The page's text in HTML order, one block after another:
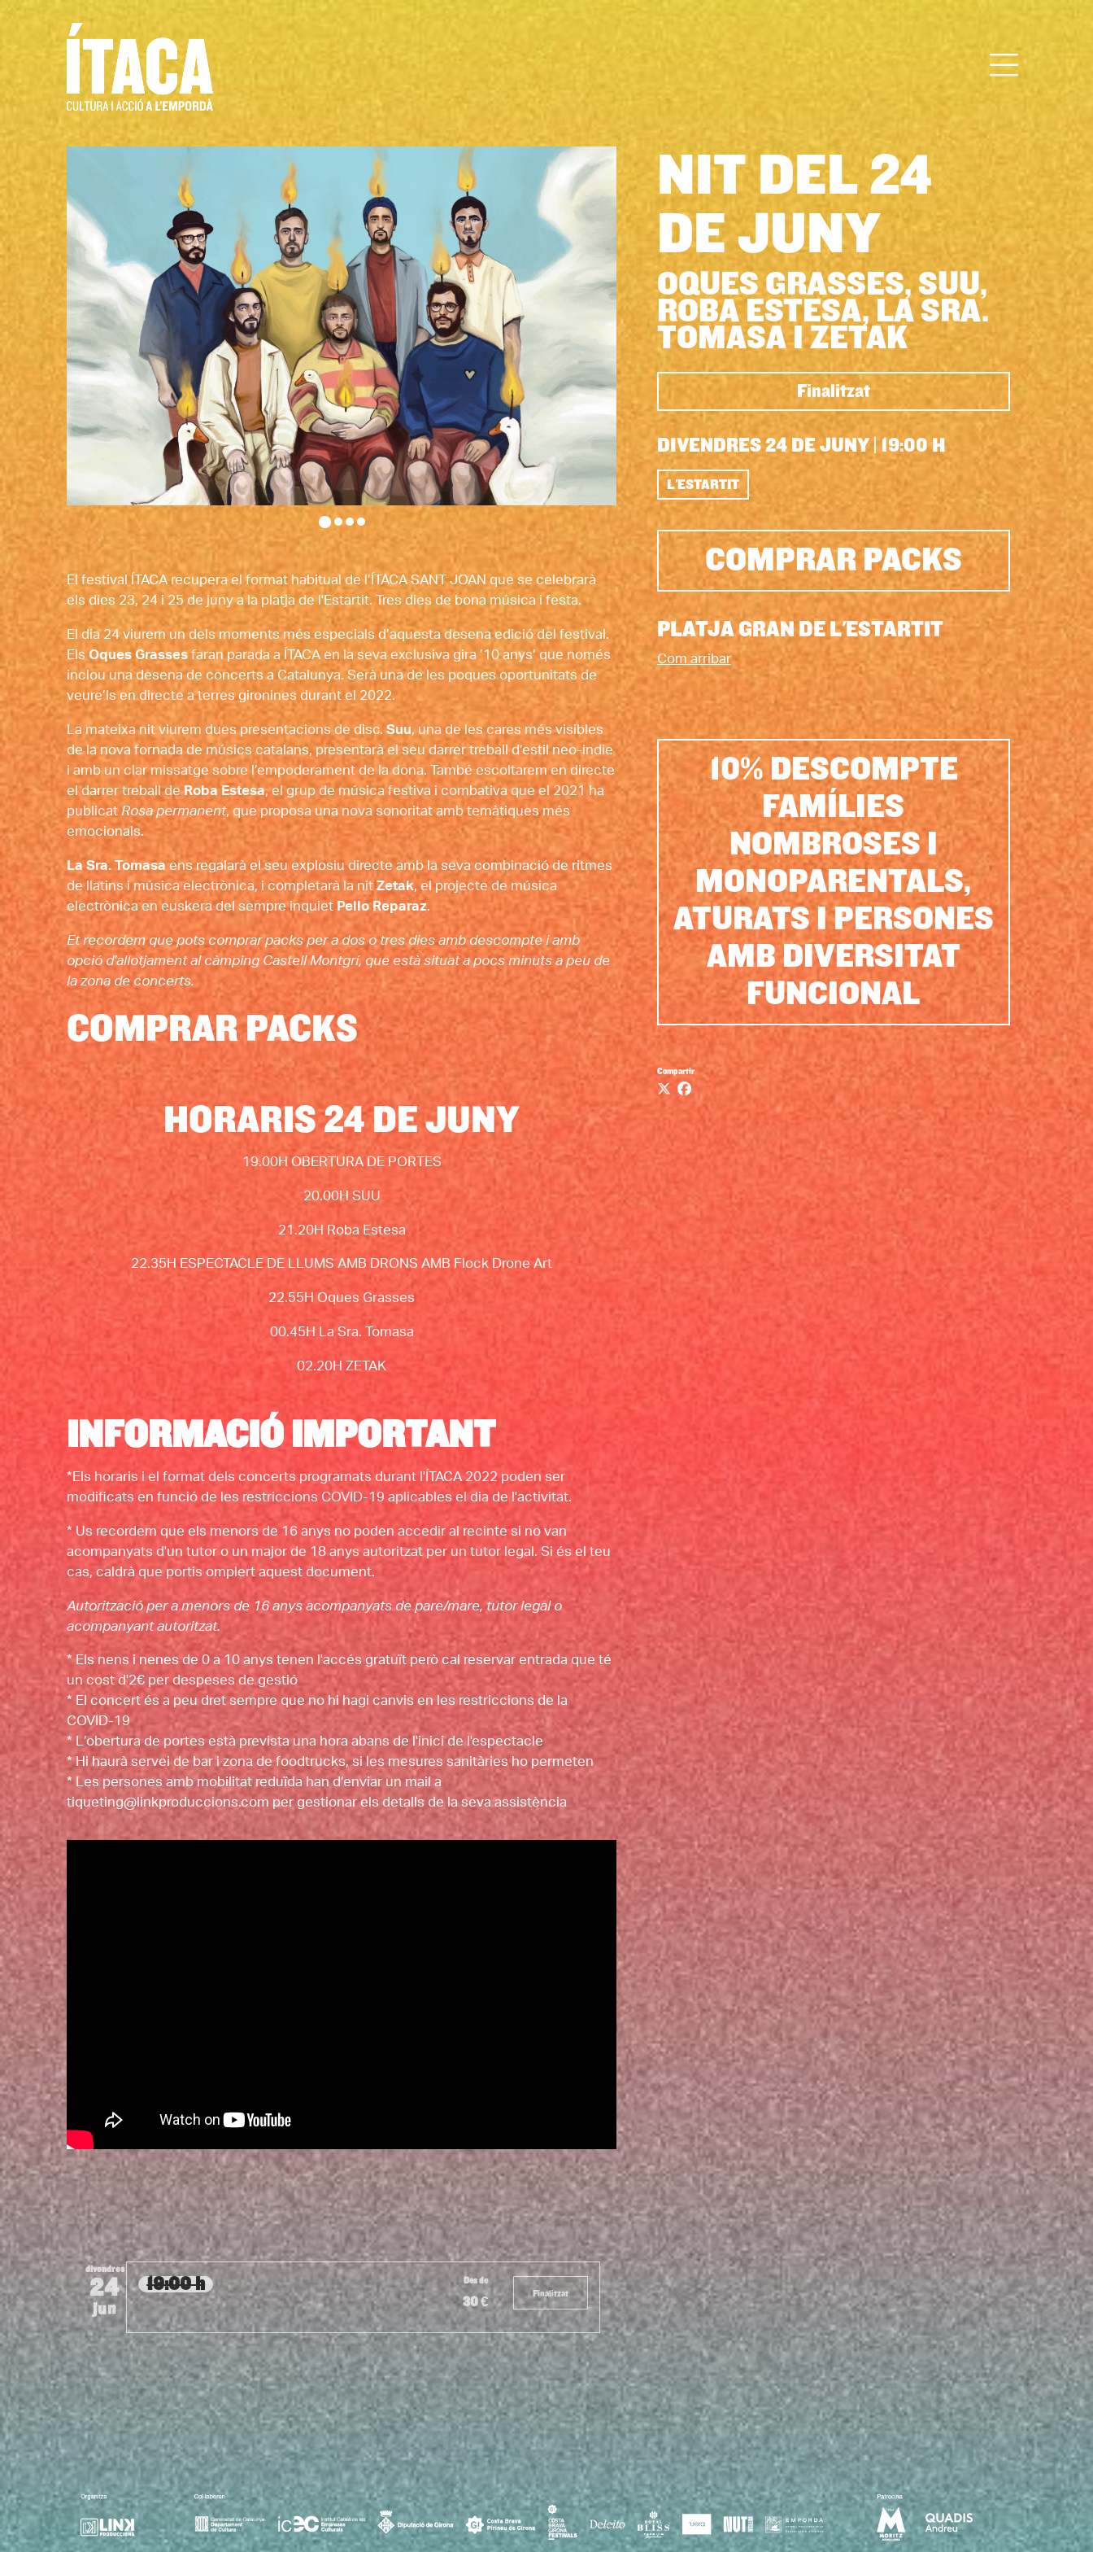
NIT DEL 24
DE JUNY
OQUES GRASSES, SUU,
ROBA ESTESA, LA SRA.
TOMASA I ZETAK
Finalitzat
DIVENDRES 24 DE JUNY| 19:00 H
L'ESTARTIT
COMPRAR PACKS
PLATJA GRAN DE L'ESTARTIT
Com arribar
10% DESCOMPTE
FAMÍLIES
NOMBROSES I
MONOPARENTALS,
ATURATS I PERSONES
AMB DIVERSITAT
FUNCIONAL
Compartir
Diapositiva 1 de 4: Oques Grasses, 10 anys
El festival ÍTACA recupera el format habitual de l’ÍTACA SANT JOAN que se celebrarà
els dies 23, 24 i 25 de juny a la platja de l'Estartit. Tres dies de bona música i festa.
El dia 24 viurem un dels moments més especials d’aquesta desena edició del festival.
Els Oques Grasses faran parada a ÍTACA en la seva exclusiva gira ’10 anys’ que només
inclou una desena de concerts a Catalunya. Serà una de les poques oportunitats de
veure’ls en directe a terres gironines durant el 2022.
La mateixa nit viurem dues presentacions de disc. Suu, una de les cares més visibles
de la nova fornada de músics catalans, presentarà el seu darrer treball d’estil neo-indie
i amb un clar missatge sobre l’empoderament de la dona. També escoltarem en directe
el darrer treball de Roba Estesa, el grup de música festiva i combativa que el 2021 ha
publicat Rosa permanent, que proposa una nova sonoritat amb temàtiques més
emocionals.
La Sra. Tomasa ens regalarà el seu explosiu directe amb la seva combinació de ritmes
de llatins i música electrònica, i completarà la nit Zetak, el projecte de música
electrònica en euskera del sempre inquiet Pello Reparaz.
Et recordem que pots comprar packs per a dos o tres dies amb descompte i amb
opció d'allotjament al càmping Castell Montgrí, que està situat a pocs minuts a peu de
la zona de concerts.
COMPRAR PACKS
HORARIS 24 DE JUNY
19.00H OBERTURA DE PORTES
20.00H SUU
21.20H Roba Estesa
22.35H ESPECTACLE DE LLUMS AMB DRONS AMB Flock Drone Art
22.55H Oques Grasses
00.45H La Sra. Tomasa
02.20H ZETAK
INFORMACIÓ IMPORTANT
*Els horaris i el format dels concerts programats durant l'ÍTACA 2022 poden ser
modificats en funció de les restriccions COVID-19 aplicables el dia de l'activitat.
* Us recordem que els menors de 16 anys no poden accedir al recinte si no van
acompanyats d'un tutor o un major de 18 anys autoritzat per un tutor legal. Si és el teu
cas, caldrà que portis omplert aquest document.
Autorització per a menors de 16 anys acompanyats de pare/mare, tutor legal o
acompanyant autoritzat.
* Els nens i nenes de 0 a 10 anys tenen l'accés gratuït però cal reservar entrada que té
un cost d'2€ per despeses de gestió
* El concert és a peu dret sempre que no hi hagi canvis en les restriccions de la
COVID-19
* L’obertura de portes està prevista una hora abans de l'inici de l'espectacle
* Hi haurà servei de bar i zona de foodtrucks, si les mesures sanitàries ho permeten
* Les persones amb mobilitat reduïda han d’enviar un mail a
tiqueting@linkproduccions.com per gestionar els detalls de la seva assistència
divendres
24
jun
19:00 h Des de
30 €
Finalitzat